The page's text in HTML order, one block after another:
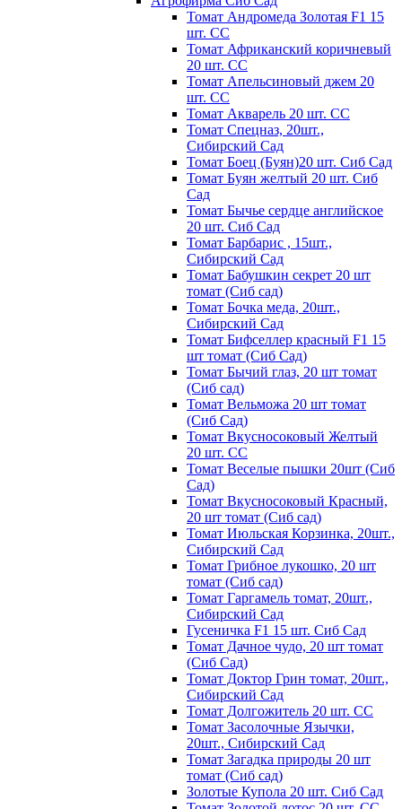
Томат Андромеда Золотая F1 15
шт. СС
Томат Африканский коричневый
20 шт. СС
Томат Апельсиновый джем 20
шт. СС
Томат Акварель 20 шт. СС
Томат Спецназ, 20шт.,
Сибирский Сад
Томат Боец (Буян)20 шт. Сиб Сад
Томат Бyян жeлтый 20 шт. Сиб
Сaд
Томат Бычьe cepдцe aнглийcкoe
20 шт. Сиб Сaд
Томат Барбарис , 15шт.,
Сибирский Сад
Томат Бабушкин секрет 20 шт
томат (Сиб сад)
Томат Бочка меда, 20шт.,
Сибирский Сад
Томат Бифселлер красный F1 15
шт томат (Сиб Сад)
Томат Бычий глаз, 20 шт томат
(Сиб сад)
Томат Вельможа 20 шт томат
(Сиб Сад)
Томат Вкусносоковый Желтый
20 шт. СС
Томат Веселые пышки 20шт (Сиб
Сад)
Томат Вкусносоковый Красный,
20 шт томат (Сиб сад)
Томат Июльская Корзинка, 20шт.,
Сибирский Сад
Томат Грибное лукошко, 20 шт
томат (Сиб сад)
Томат Гаргамель томат, 20шт.,
Сибирский Сад
Гусеничка F1 15 шт. Сиб Сад
Томат Дачное чудо, 20 шт томат
(Сиб Сад)
Томат Доктор Грин томат, 20шт.,
Сибирский Сад
Томат Долгожитель 20 шт. СС
Томат Засолочные Язычки,
20шт., Сибирский Сад
Томат Загадка природы 20 шт
томат (Сиб сад)
Золотые Купола 20 шт. Сиб Сад